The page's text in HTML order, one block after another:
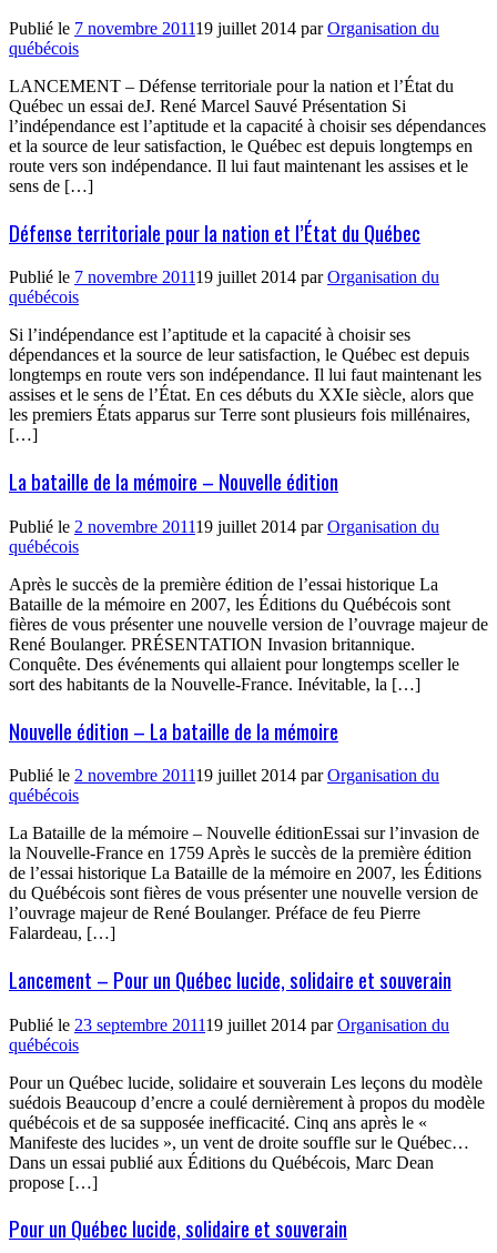
Publié le 7 novembre 201119 juillet 2014 parOrganisation du
québécois
LANCEMENT – Défense territoriale pour la nation et l’État du
Québec un essai deJ. René Marcel Sauvé Présentation Si
l’indépendance est l’aptitude et la capacité à choisir ses dépendances
et la source de leur satisfaction, le Québec est depuis longtemps en
route vers son indépendance. Il lui faut maintenant les assises et le
sens de […]
Défense territoriale pour la nation et l’État du Québec
Publié le 7 novembre 201119 juillet 2014 parOrganisation du
québécois
Si l’indépendance est l’aptitude et la capacité à choisir ses
dépendances et la source de leur satisfaction, le Québec est depuis
longtemps en route vers son indépendance. Il lui faut maintenant les
assises et le sens de l’État. En ces débuts du XXIe siècle, alors que
les premiers États apparus sur Terre sont plusieurs fois millénaires,
[…]
La bataille de la mémoire – Nouvelle édition
Publié le 2 novembre 201119 juillet 2014 parOrganisation du
québécois
Après le succès de la première édition de l’essai historique La
Bataille de la mémoire en 2007, les Éditions du Québécois sont
fières de vous présenter une nouvelle version de l’ouvrage majeur de
René Boulanger. PRÉSENTATION Invasion britannique.
Conquête. Des événements qui allaient pour longtemps sceller le
sort des habitants de la Nouvelle-France. Inévitable, la […]
Nouvelle édition – La bataille de la mémoire
Publié le 2 novembre 201119 juillet 2014 parOrganisation du
québécois
La Bataille de la mémoire – Nouvelle éditionEssai sur l’invasion de
la Nouvelle-France en 1759 Après le succès de la première édition
de l’essai historique La Bataille de la mémoire en 2007, les Éditions
du Québécois sont fières de vous présenter une nouvelle version de
l’ouvrage majeur de René Boulanger. Préface de feu Pierre
Falardeau, […]
Lancement – Pour un Québec lucide, solidaire et souverain
Publié le 23 septembre 201119 juillet 2014 parOrganisation du
québécois
Pour un Québec lucide, solidaire et souverain Les leçons du modèle
suédois Beaucoup d’encre a coulé dernièrement à propos du modèle
québécois et de sa supposée inefficacité. Cinq ans après le «
Manifeste des lucides », un vent de droite souffle sur le Québec…
Dans un essai publié aux Éditions du Québécois, Marc Dean
propose […]
Pour un Québec lucide, solidaire et souverain